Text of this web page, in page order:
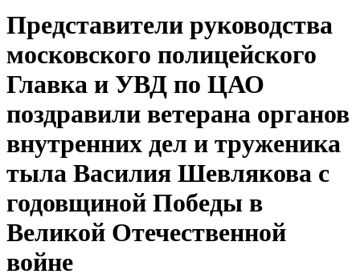
Представители руководства
московского полицейского
Главка и УВД по ЦАО
поздравили ветерана органов
внутренних дел и труженика
тыла Василия Шевлякова с
годовщиной Победы в
Великой Отечественной
войне